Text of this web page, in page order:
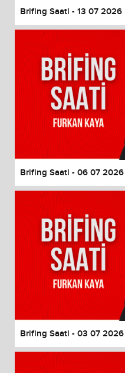
Brifing Saati - 13 07 2026
Brifing Saati - 06 07 2026
Brifing Saati - 03 07 2026